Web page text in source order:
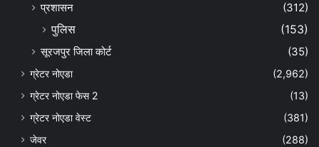
प्रशासन
(312)
पुलिस
(153)
सूरजपुर जिला कोर्ट
(35)
ग्रेटर नोएडा
(2,962)
ग्रेटर नोएडा फेस 2
(13)
ग्रेटर नोएडा वेस्ट
(381)
जेवर
(288)